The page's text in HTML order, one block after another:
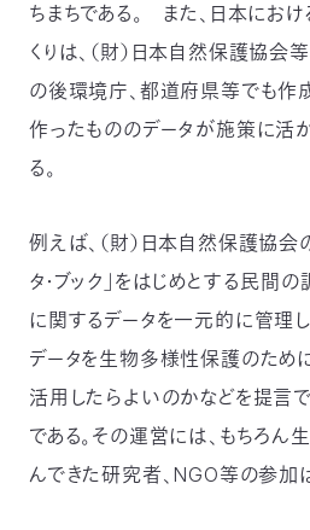
ちまちである。 また、日本におけ
くりは、（財）日本自然保護協会
の後環境庁、都道府県等でも作
作ったもののデータが施策に活
る。
例えば、（財）日本自然保護協会
タ・ブック」をはじめとする民間
に関するデータを一元的に管理
データを生物多様性保護のため
活用したらよいのかなどを提言
である。その運営には、もちろ
んできた研究者、NGO等の参加